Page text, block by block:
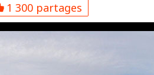
1 300 partages